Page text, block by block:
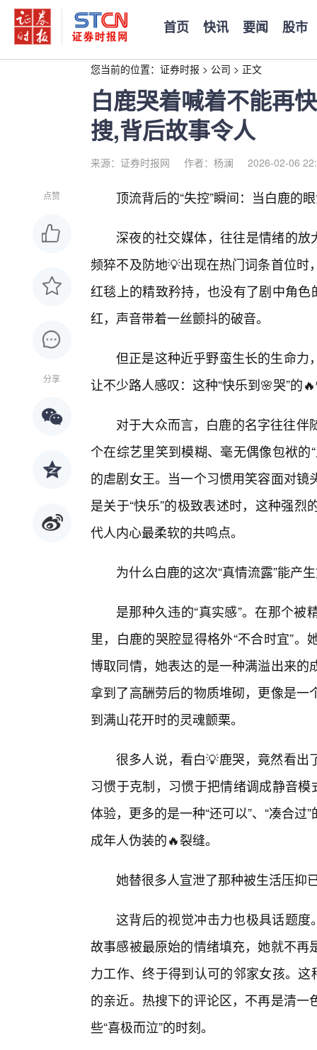
首页 快讯 要闻 股市
您当前的位置： 证券时报 > 公司 > 正文
白鹿哭着喊着不能再
搜,背后故事令人
来源：证券时报网 作者：杨澜 2026-02-06
点赞
分享
顶流背后的“失控”瞬间：当白鹿的
深夜的社交媒体，往往是情绪的放
频猝不及防地💡出现在热门词条首位
红毯上的精致矜持，也没有了剧中角
红，声音带着一丝颤抖的破音。
但正是这种近乎野蛮生长的生命力
让不少路人感叹：这种“快乐到🌸哭”的
对于大众而言，白鹿的名字往往伴
个在综艺里笑到模糊、毫无偶像包袱
的虐剧女王。当一个习惯用笑容面对
是关于“快乐”的极致表述时，这种强
代人内心最柔软的共鸣点。
为什么白鹿的这次“真情流露”能产
是那种久违的“真实感”。在那个
里，白鹿的哭腔显得格外“不合时宜”
博取同情，她表达的是一种满溢出来
拿到了高酬劳后的物质堆砌，更像是
到满山花开时的灵魂颤栗。
很多人说，看白💡鹿哭，竟然看出
习惯于克制，习惯于把情绪调成静音
体验，更多的是一种“还可以”、“凑合
成年人伪装的🔥裂缝。
她替很多人宣泄了那种被生活压抑
这背后的视觉冲击力也极具话题度
故事感被最原始的情绪填充，她就不
力工作、终于得到认可的邻家女孩。
的亲近。热搜下的评论区，不再是清
些“喜极而泣”的时刻。